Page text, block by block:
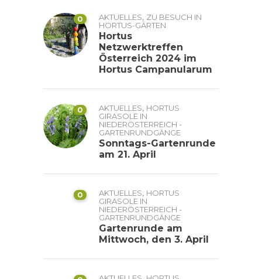
0 AKTUELLES, ZU BESUCH IN
HORTUS-GÄRTEN
Hortus
Netzwerktreffen
Österreich 2024 im
Hortus Campanularum
0 AKTUELLES, HORTUS
GIRASOLE IN
NIEDERÖSTERREICH -
GARTENRUNDGÄNGE
Sonntags-Gartenrunde
am 21. April
0 AKTUELLES, HORTUS
GIRASOLE IN
NIEDERÖSTERREICH -
GARTENRUNDGÄNGE
Gartenrunde am
Mittwoch, den 3. April